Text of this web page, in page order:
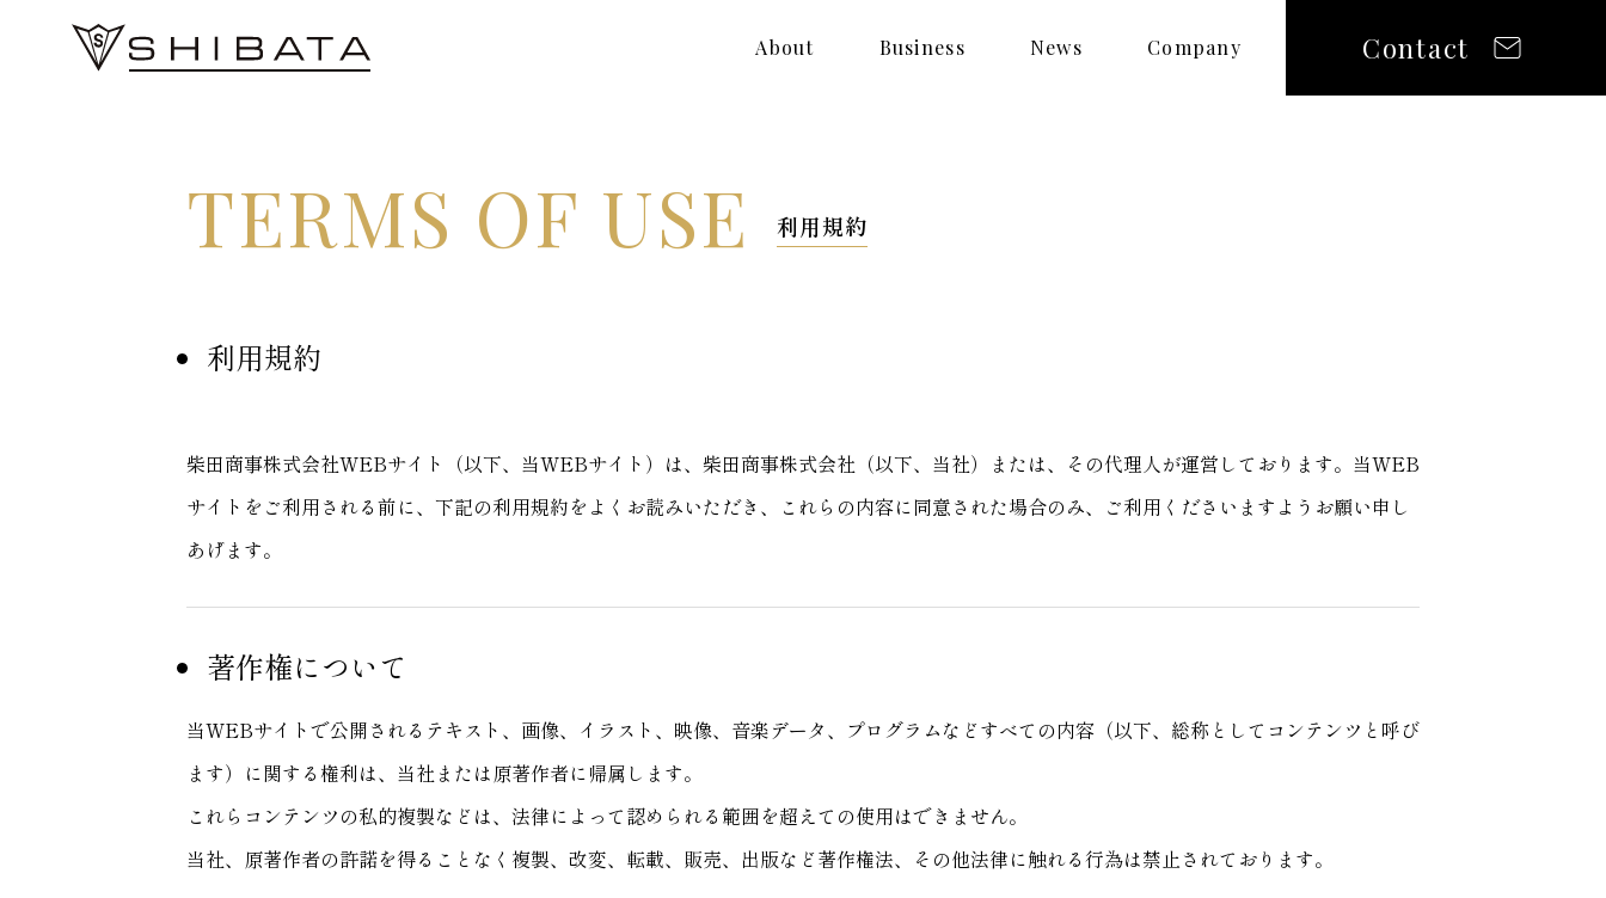
About Business News Company Contact
TERMS OF USE 利用規約
利用規約
柴田商事株式会社WEBサイト（以下、当WEBサイト）は、柴田商事株式会社（以下、当社）または、その代理人が運営しております。当WEB
サイトをご利用される前に、下記の利用規約をよくお読みいただき、これらの内容に同意された場合のみ、ご利用くださいますようお願い申し
あげます。
著作権について
当WEBサイトで公開されるテキスト、画像、イラスト、映像、音楽データ、プログラムなどすべての内容（以下、総称としてコンテンツと呼び
ます）に関する権利は、当社または原著作者に帰属します。
これらコンテンツの私的複製などは、法律によって認められる範囲を超えての使用はできません。
当社、原著作者の許諾を得ることなく複製、改変、転載、販売、出版など著作権法、その他法律に触れる行為は禁止されております。
About
Company 会社概要